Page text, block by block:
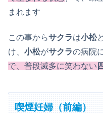
まれます
この事からサクラは小松
け、 小松がサクラの病院
で、普段滅多に笑わない
喫煙妊婦（前編）